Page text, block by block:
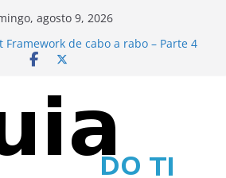
agosto 9, 2026
Framework de cabo a rabo – Parte 4
Networks – Parte 1
Networks – Parte 2